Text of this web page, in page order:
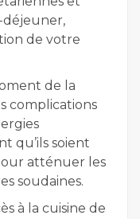
déjeuner,
de votre
de la
complications
qu’ils soient
atténuer les
soudaines.
à la cuisine de